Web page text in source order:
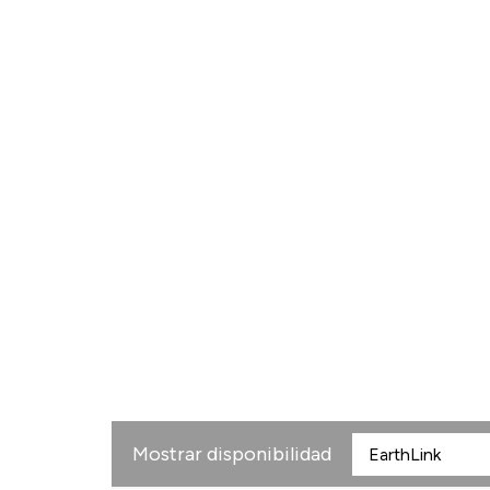
Mostrar disponibilidad